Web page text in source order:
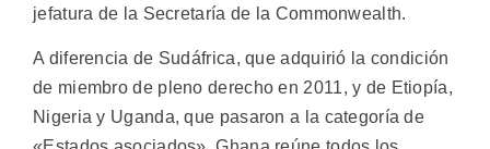
jefatura de la Secretaría de la Commonwealth.
A diferencia de Sudáfrica, que adquirió la condición
de miembro de pleno derecho en 2011, y de Etiopía,
Nigeria y Uganda, que pasaron a la categoría de